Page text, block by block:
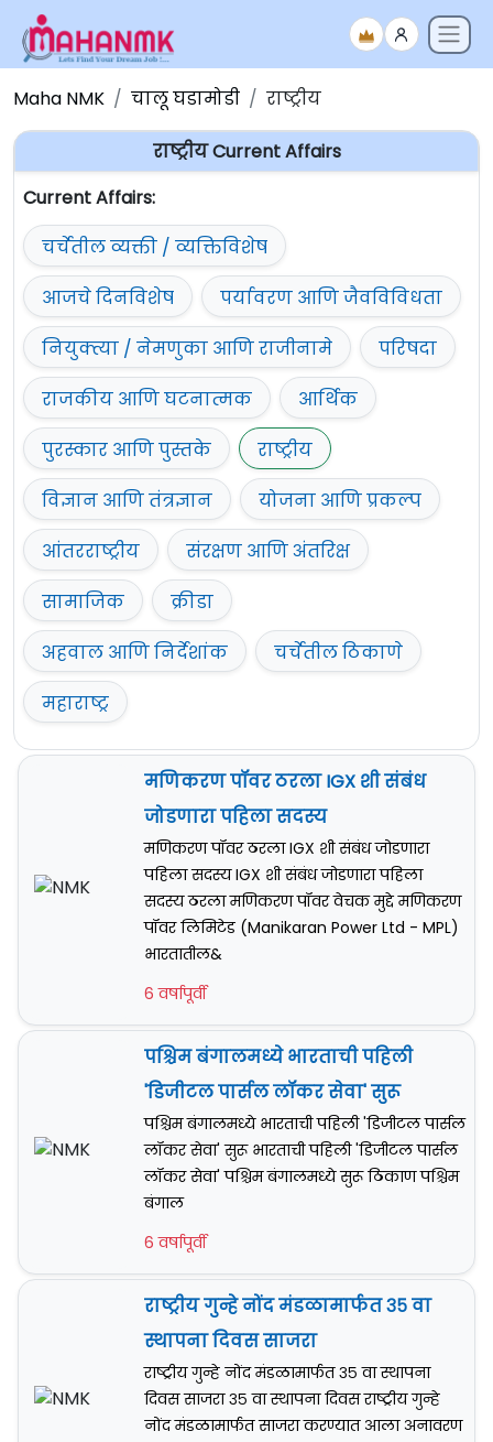
Maha NMK चालू घडामोडी राष्ट्रीय
राष्ट्रीय Current Affairs
Current Affairs:
चर्चेतील व्यक्ती / व्यक्तिविशेष
आजचे दिनविशेष
पर्यावरण आणि जैवविविधता
नियुक्त्या / नेमणुका आणि राजीनामे
परिषदा
राजकीय आणि घटनात्मक
आर्थिक
पुरस्कार आणि पुस्तके
राष्ट्रीय
विज्ञान आणि तंत्रज्ञान
योजना आणि प्रकल्प
आंतरराष्ट्रीय
संरक्षण आणि अंतरिक्ष
सामाजिक
क्रीडा
अहवाल आणि निर्देशांक
चर्चेतील ठिकाणे
महाराष्ट्र
मणिकरण पॉवर ठरला IGX शी संबंध
जोडणारा पहिला सदस्य
मणिकरण पॉवर ठरला IGX शी संबंध जोडणारा
पहिला सदस्य IGX शी संबंध जोडणारा पहिला
सदस्य ठरला मणिकरण पॉवर वेचक मुद्दे मणिकरण
पॉवर लिमिटेड (Manikaran Power Ltd - MPL)
भारतातील&
6 वर्षापूर्वी
पश्चिम बंगालमध्ये भारताची पहिली
'डिजीटल पार्सल लॉकर सेवा' सुरू
पश्चिम बंगालमध्ये भारताची पहिली 'डिजीटल पार्सल
लॉकर सेवा' सुरू भारताची पहिली 'डिजीटल पार्सल
लॉकर सेवा' पश्चिम बंगालमध्ये सुरू ठिकाण पश्चिम
बंगाल
6 वर्षापूर्वी
राष्ट्रीय गुन्हे नोंद मंडळामार्फत ३५ वा
स्थापना दिवस साजरा
राष्ट्रीय गुन्हे नोंद मंडळामार्फत ३५ वा स्थापना
दिवस साजरा ३५ वा स्थापना दिवस राष्ट्रीय गुन्हे
नोंद मंडळामार्फत साजरा करण्यात आला अनावरण